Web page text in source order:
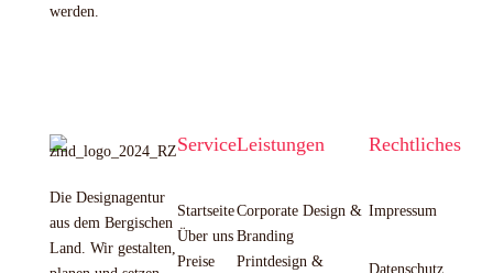
werden.
Die Designagentur
aus dem Bergischen
Land. Wir gestalten,
Service
Startseite
Über uns
Preise
Leistungen
Corporate Design &
Branding
Printdesign &
Rechtliches
Impressum
Datenschutz